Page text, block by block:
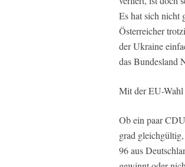
Es hat sich nicht
Österreicher
der Ukraine
das Bundesland
Mit der EU-Wahl
Ob ein paar
grad
96 aus